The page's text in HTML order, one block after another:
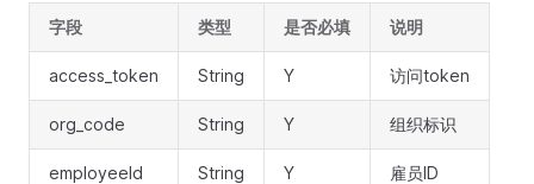
字段 类型 是否必填 说明
access_token String Y 访问token
org_code String Y 组织标识
employeeId String Y 雇员ID